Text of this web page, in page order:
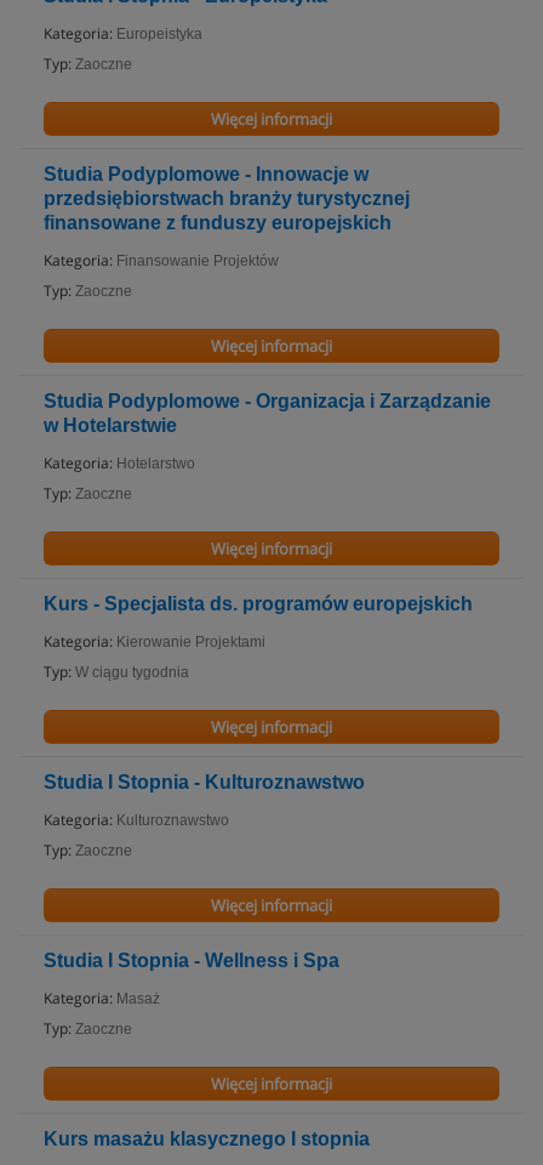
Kategoria: Europeistyka
Typ: Zaoczne
Więcej informacji
Studia Podyplomowe - Innowacje w
przedsiębiorstwach branży turystycznej
finansowane z funduszy europejskich
Kategoria: Finansowanie Projektów
Typ: Zaoczne
Więcej informacji
Studia Podyplomowe - Organizacja i Zarządzanie
w Hotelarstwie
Kategoria: Hotelarstwo
Typ: Zaoczne
Więcej informacji
Kurs - Specjalista ds. programów europejskich
Kategoria: Kierowanie Projektami
Typ: W ciągu tygodnia
Więcej informacji
Studia I Stopnia - Kulturoznawstwo
Kategoria: Kulturoznawstwo
Typ: Zaoczne
Więcej informacji
Studia I Stopnia - Wellness i Spa
Kategoria: Masaż
Typ: Zaoczne
Więcej informacji
Kurs masażu klasycznego I stopnia